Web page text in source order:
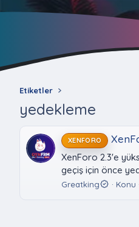
Etiketler
yedekleme
XENFORO
XenForo 2.3'e
geçiş için önce
Greatking Konu